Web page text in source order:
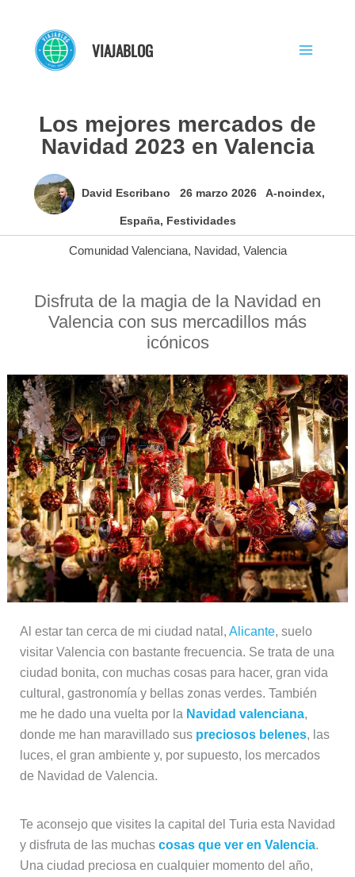
contenido
VIAJABLOG
Los mejores mercados de
Navidad 2023 en Valencia
David Escribano 26 marzo 2026 A-noindex,
España, Festividades
Comunidad Valenciana, Navidad, Valencia
Disfruta de la magia de la Navidad en
Valencia con sus mercadillos más
icónicos
Al estar tan cerca de mi ciudad natal, Alicante, suelo
visitar Valencia con bastante frecuencia. Se trata de una
ciudad bonita, con muchas cosas para hacer, gran vida
cultural, gastronomía y bellas zonas verdes. También
me he dado una vuelta por la Navidad valenciana,
donde me han maravillado sus preciosos belenes, las
luces, el gran ambiente y, por supuesto, los mercados
de Navidad de Valencia.
Te aconsejo que visites la capital del Turia esta Navidad
y disfruta de las muchas cosas que ver en Valencia.
Una ciudad preciosa en cualquier momento del año,